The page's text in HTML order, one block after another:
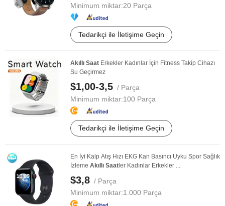
Minimum miktar:20 Parça
Tedarikçi ile İletişime Geçin
Akıllı Saat Erkekler Kadınlar İçin Fitness Takip Cihazı
Su Geçirmez
$1,00-3,5 / Parça
Minimum miktar:100 Parça
Tedarikçi ile İletişime Geçin
En İyi Kalp Atış Hızı EKG Kan Basıncı Uyku Spor Sağlık
İzleme Akıllı Saat ler Kadınlar Erkekler ...
$3,8 / Parça
Minimum miktar:1.000 Parça